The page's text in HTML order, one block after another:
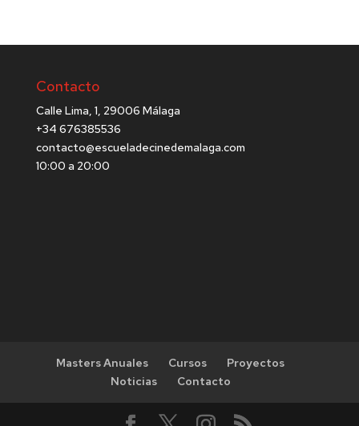
Contacto
Calle Lima, 1, 29006 Málaga
+34 676385536
contacto@escueladecinedemalaga.com
10:00 a 20:00
Masters Anuales Cursos
Proyectos
Noticias
Contacto